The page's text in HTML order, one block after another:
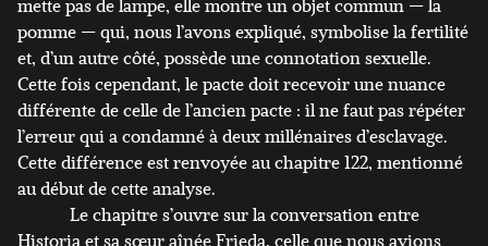
mette pas de lampe, elle montre un objet commun — la
pomme — qui, nous l’avons expliqué, symbolise la fertilité
et, d’un autre côté, possède une connotation sexuelle.
Cette fois cependant, le pacte doit recevoir une nuance
différente de celle de l’ancien pacte : il ne faut pas répéter
l’erreur qui a condamné à deux millénaires d’esclavage.
Cette différence est renvoyée au chapitre 122, mentionné
au début de cette analyse.
Le chapitre s’ouvre sur la conversation entre
Historia et sa sœur aînée Frieda, celle que nous avions